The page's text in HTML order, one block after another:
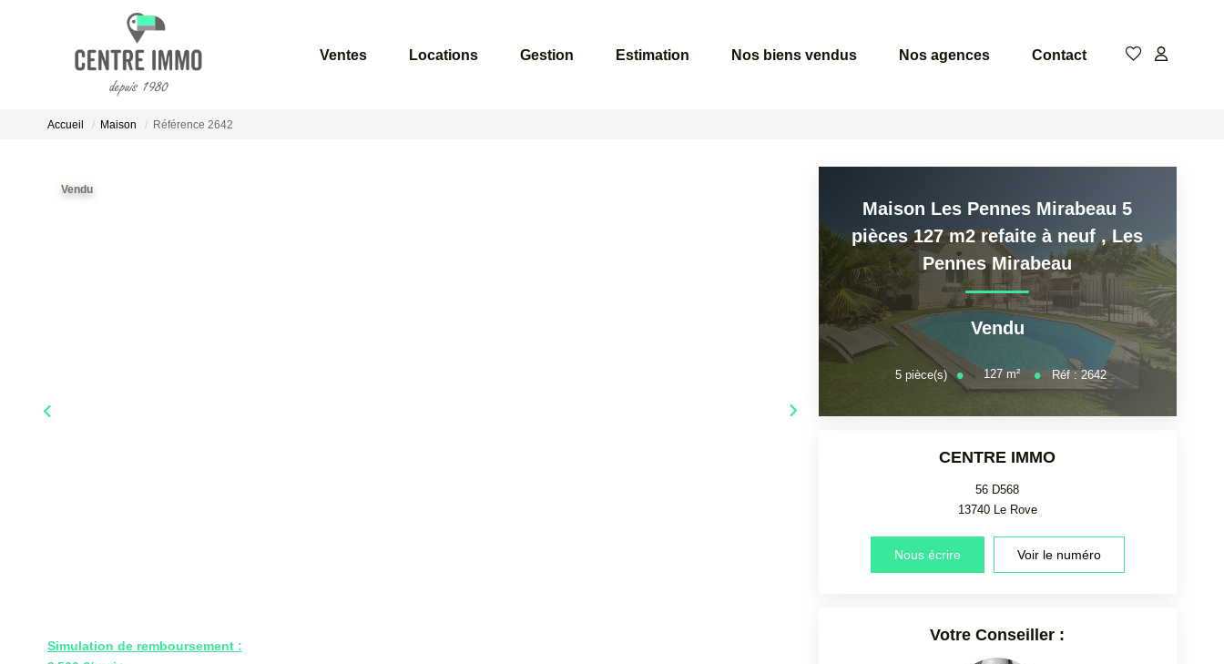
Ventes Locations Gestion Estimation Nos biens vendus Nos agences Contact
Accueil Maison Référence 2642
Vendu
Simulation de remboursement :
Maison Les Pennes Mirabeau 5
pièces 127 m2 refaite à neuf,Les
Pennes Mirabeau
Vendu
5pièce(s) 127m² Réf :2642
CENTRE IMMO
56 D568
13740 Le Rove
Nous écrire Voir le numéro
Votre Conseiller :